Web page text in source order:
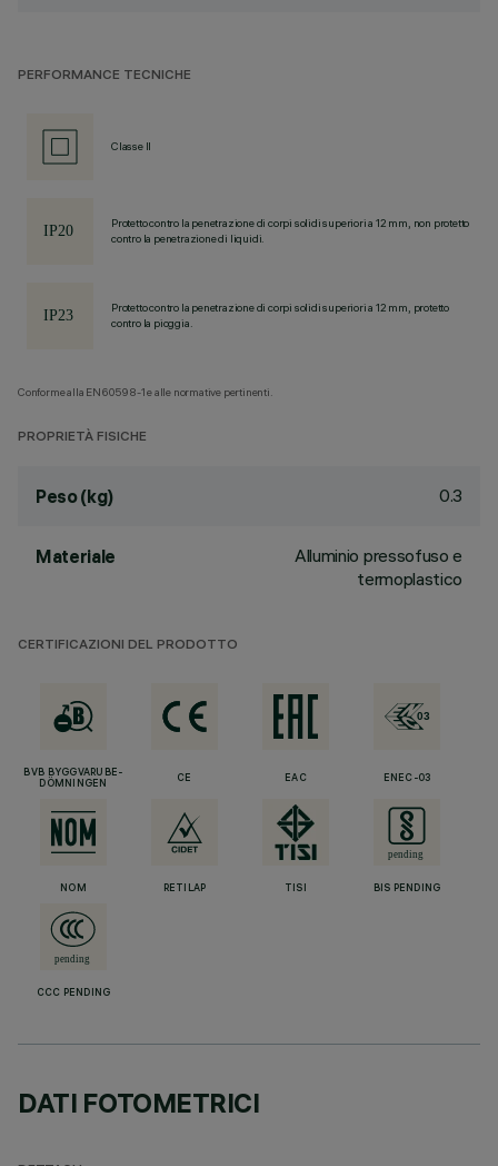
PERFORMANCE TECNICHE
Classe II
Protetto contro la penetrazione di corpi solidi superiori a 12 mm, non protetto
contro la penetrazione di liquidi.
Protetto contro la penetrazione di corpi solidi superiori a 12 mm, protetto
contro la pioggia.
Conforme alla EN60598-1 e alle normative pertinenti.
PROPRIETÀ FISICHE
Peso (kg) 0.3
Materiale
Alluminio pressofuso e
termoplastico
CERTIFICAZIONI DEL PRODOTTO
BVB BYGGVARUBE-
DÖMNINGEN
CE EAC ENEC-03
NOM RETILAP TISI BIS PENDING
CCC PENDING
DATI FOTOMETRICI